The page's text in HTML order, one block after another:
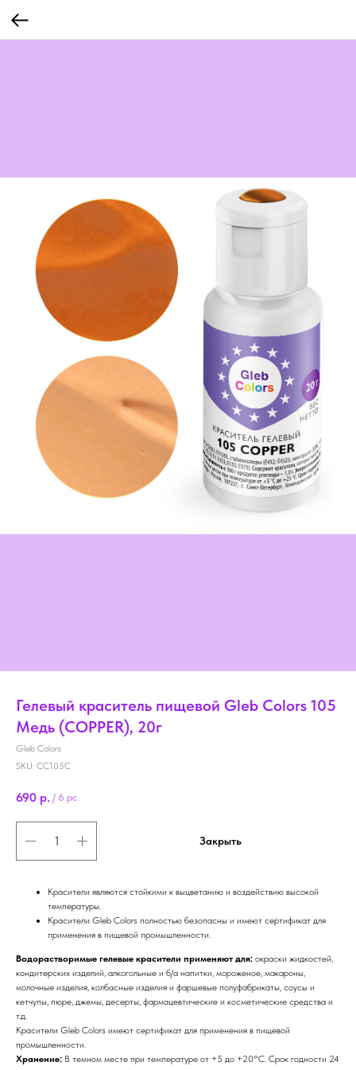
Гелевый краситель пищевой Gleb Colors 105
Медь (COPPER), 20г
Gleb Colors
SKU: CC105C
690 р. / 6 pc
Закрыть
Красители являются стойкими к выцветанию и воздействию высокой
температуры.
Красители Gleb Colors полностью безопасны и имеют сертификат для
применения в пищевой промышленности.
Водорастворимые гелевые красители применяют для: окраски жидкостей,
кондитерских изделий, алкогольные и б/а напитки, мороженое, макароны,
молочные изделия, колбасные изделия и фаршевые полуфабрикаты, соусы и
кетчупы, пюре, джемы, десерты, фармацевтические и косметические средства и
т.д.
Красители Gleb Colors имеют сертификат для применения в пищевой
промышленности.
Хранение: В темном месте при температуре от +5 до +20°С. Срок годности 24